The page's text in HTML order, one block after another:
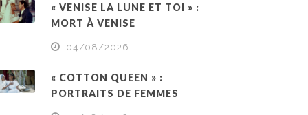
« VENISE LA LUNE ET TOI » :
MORT À VENISE
04/08/2026
« COTTON QUEEN » :
PORTRAITS DE FEMMES